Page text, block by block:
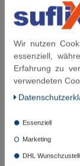
Wir nutzen
essenziell,
Erfahrung zu
verwendeten
Essenziell
Marketing
DHL